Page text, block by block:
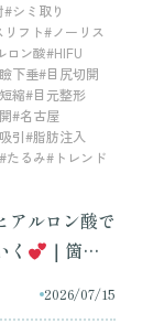
#シミ取り
フト#ノーリス
ロン酸#HIFU
下垂#目尻切開
縮#目元整形
#名古屋
引#脂肪注入
#たるみ#トレンド
アルロン酸で
く
｜箇所
2026/07/15